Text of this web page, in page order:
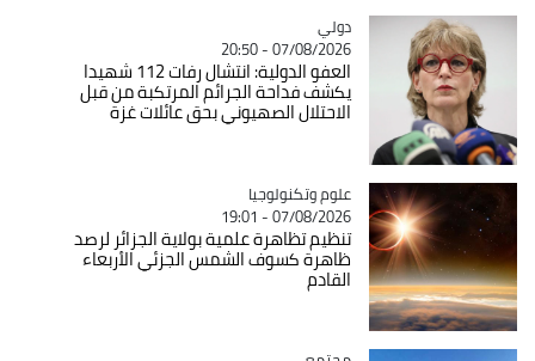
Catégorie
دولي
07/08/2026 - 20:50
العفو الدولية: انتشال رفات 112 شهيدا
يكشف فداحة الجرائم المرتكبة من قبل
الاحتلال الصهيوني بحق عائلات غزة
Catégorie
علوم وتكنولوجيا
07/08/2026 - 19:01
تنظيم تظاهرة علمية بولاية الجزائر لرصد
ظاهرة كسوف الشمس الجزئي الأربعاء
القادم